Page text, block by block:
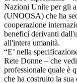
Nazioni Unite per gli
(UNOOSA) che ha
cooperazione
benefici derivanti
all'intera umanità.
“E’ nella
Rete Donne – che
professionale quale è
che ha costruito la